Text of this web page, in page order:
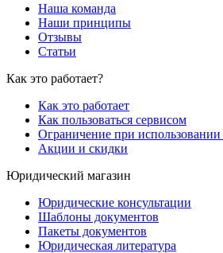
Наша команда
Наши принципы
Отзывы
Статьи
Как это работает?
Как это работает
Как пользоваться сервисом
Ограничение при использовании
Акции и скидки
Юридический магазин
Юридические консультации
Шаблоны документов
Пакеты документов
Юридическая литература